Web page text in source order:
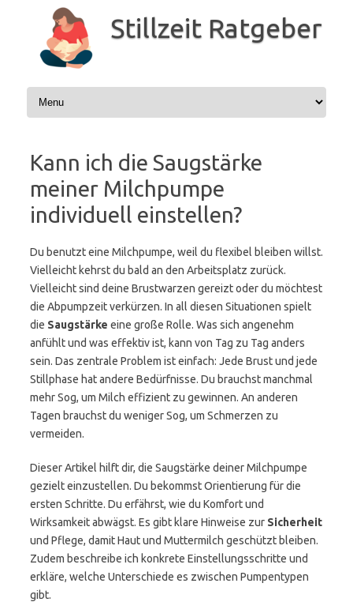
springen
Stillzeit Ratgeber
Kann ich die Saugstärke
meiner Milchpumpe
individuell einstellen?
Du benutzt eine Milchpumpe, weil du flexibel bleiben willst.
Vielleicht kehrst du bald an den Arbeitsplatz zurück.
Vielleicht sind deine Brustwarzen gereizt oder du möchtest
die Abpumpzeit verkürzen. In all diesen Situationen spielt
die Saugstärke eine große Rolle. Was sich angenehm
anfühlt und was effektiv ist, kann von Tag zu Tag anders
sein. Das zentrale Problem ist einfach: Jede Brust und jede
Stillphase hat andere Bedürfnisse. Du brauchst manchmal
mehr Sog, um Milch effizient zu gewinnen. An anderen
Tagen brauchst du weniger Sog, um Schmerzen zu
vermeiden.
Dieser Artikel hilft dir, die Saugstärke deiner Milchpumpe
gezielt einzustellen. Du bekommst Orientierung für die
ersten Schritte. Du erfährst, wie du Komfort und
Wirksamkeit abwägst. Es gibt klare Hinweise zur Sicherheit
und Pflege, damit Haut und Muttermilch geschützt bleiben.
Zudem beschreibe ich konkrete Einstellungsschritte und
erkläre, welche Unterschiede es zwischen Pumpentypen
gibt.